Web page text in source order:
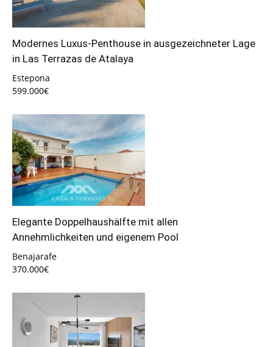
Modernes Luxus-Penthouse in ausgezeichneter Lage
in Las Terrazas de Atalaya
Estepona
599.000€
Elegante Doppelhaushälfte mit allen
Annehmlichkeiten und eigenem Pool
Benajarafe
370.000€